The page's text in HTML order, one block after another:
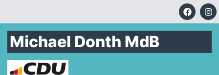
Michael Donth MdB